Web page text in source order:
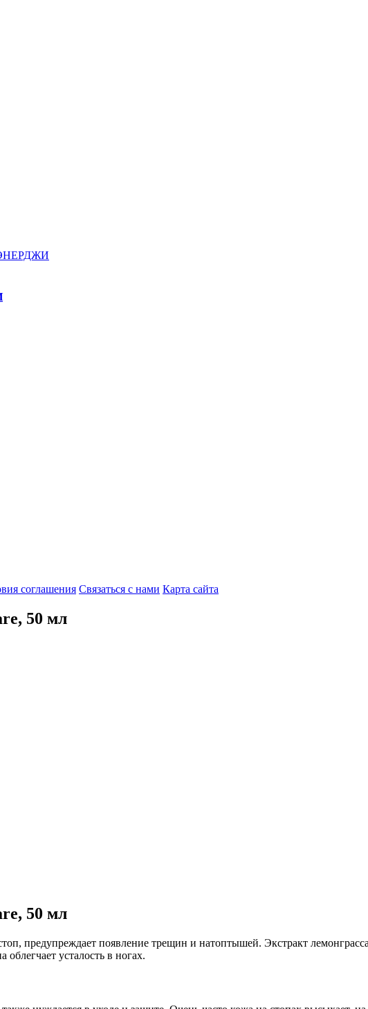
соглашения Связаться с нами Карта сайта
50 мл
50 мл
предупреждает появление трещин и натоптышей. Экстракт
усталость в ногах.